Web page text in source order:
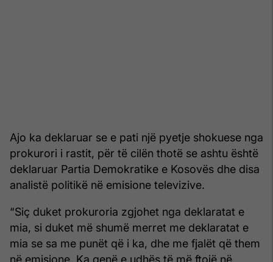
Ajo ka deklaruar se e pati një pyetje shokuese nga
prokurori i rastit, për të cilën thotë se ashtu është
deklaruar Partia Demokratike e Kosovës dhe disa
analistë politikë në emisione televizive.
“Siç duket prokuroria zgjohet nga deklaratat e
mia, si duket më shumë merret me deklaratat e
mia se sa me punët që i ka, dhe me fjalët që them
në emisione. Ka qenë e udhës të më ftojë në